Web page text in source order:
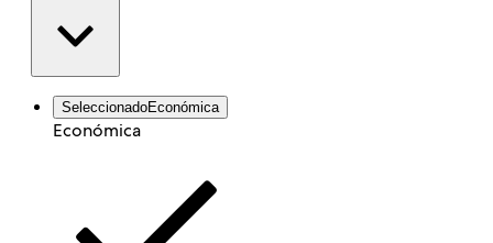
SeleccionadoEconómica
Económica